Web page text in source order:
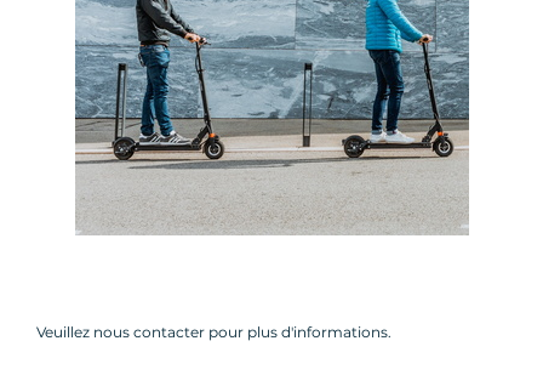
Veuillez nous contacter pour plus d'informations.